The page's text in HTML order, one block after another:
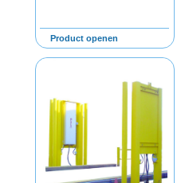
Product openen